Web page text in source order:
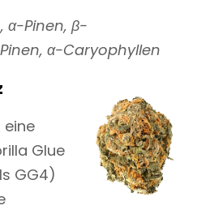
α-Pinen, β-
α-Caryophyllen
eine
Glue
GG4)